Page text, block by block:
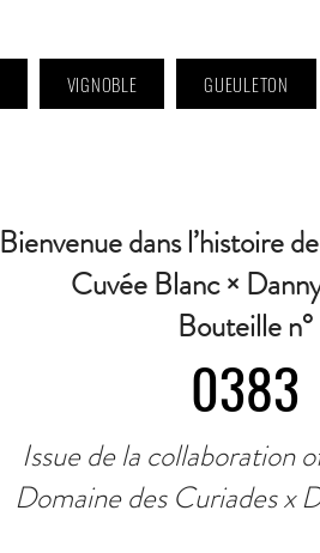
VIGNOBLE GUEULETON
Bienvenue dans l’histoire
Cuvée Blanc ×
Bouteille n°
0383
Issue de la collaboration
Domaine des Curiades x